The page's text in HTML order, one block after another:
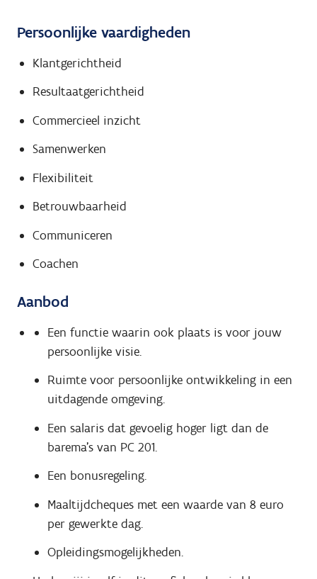
Persoonlijke vaardigheden
Klantgerichtheid
Resultaatgerichtheid
Commercieel inzicht
Samenwerken
Flexibiliteit
Betrouwbaarheid
Communiceren
Coachen
Aanbod
Een functie waarin ook plaats is voor jouw
persoonlijke visie.
Ruimte voor persoonlijke ontwikkeling in een
uitdagende omgeving.
Een salaris dat gevoelig hoger ligt dan de
barema's van PC 201.
Een bonusregeling.
Maaltijdcheques met een waarde van 8 euro
per gewerkte dag.
Opleidingsmogelijkheden.